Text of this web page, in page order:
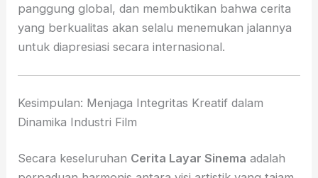
panggung global, dan membuktikan bahwa cerita
yang berkualitas akan selalu menemukan jalannya
untuk diapresiasi secara internasional.
Kesimpulan: Menjaga Integritas Kreatif dalam
Dinamika Industri Film
Secara keseluruhan Cerita Layar Sinema adalah